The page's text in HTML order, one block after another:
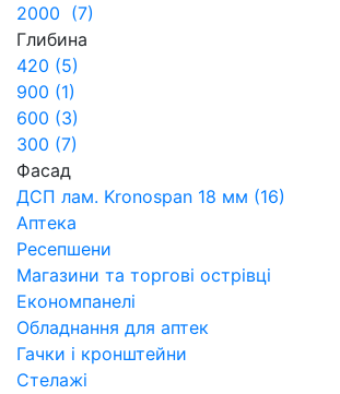
2000 (7)
Глибина
420 (5)
900 (1)
600 (3)
300 (7)
Фасад
ДСП лам. Kronospan 18 мм (16)
Аптека
Ресепшени
Магазини та торгові острівці
Економпанелі
Обладнання для аптек
Гачки і кронштейни
Стелажі